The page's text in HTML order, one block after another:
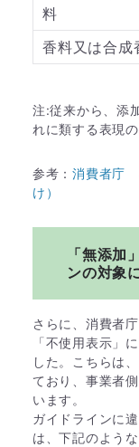
料
香料又は合成
注:従来から、添
れに類する表現
参考：消費者庁
け）
「無添加
ンの対象
さらに、消費者
「不使用表示」
した。こちらは
ており、事業者
います。
ガイドラインに
は、下記のよう